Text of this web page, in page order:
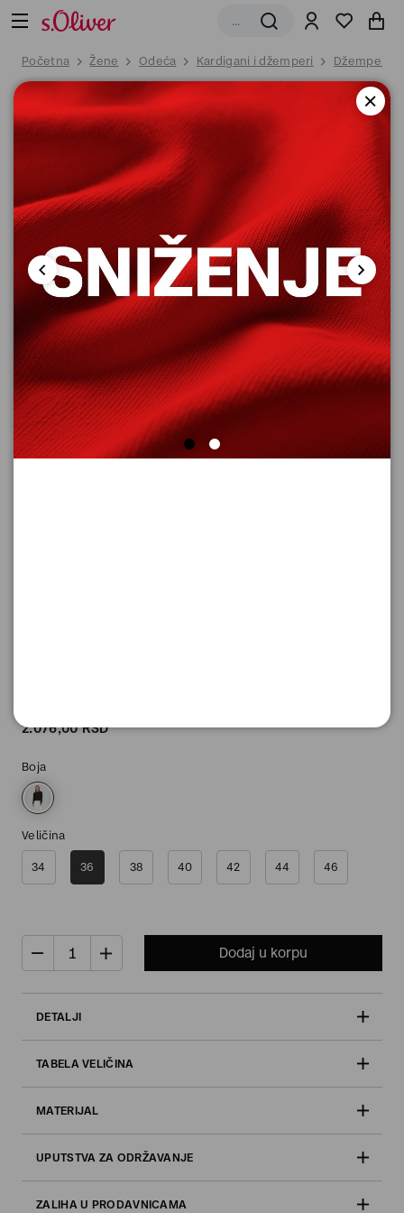
Početna Žene Odeća Kardigani i džemperi Džemper
2.076,00 RSD
Boja
Veličina
34 36 38 40 42 44 46
Dodaj u korpu
DETALJI
TABELA VELIČINA
MATERIJAL
UPUTSTVA ZA ODRŽAVANJE
ZALIHA U PRODAVNICAMA